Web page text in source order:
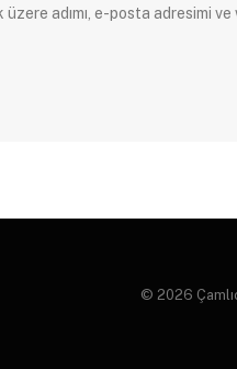
adımı, e-posta adresimi
© 2026